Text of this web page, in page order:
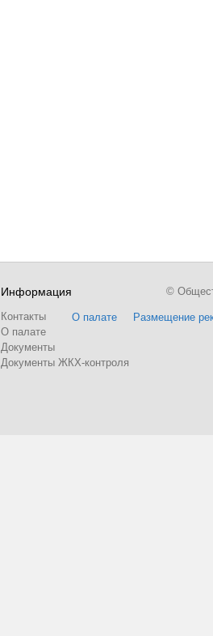
Информация
Контакты
О палате
Документы
Документы ЖКХ-контроля
О палате Размещение
©